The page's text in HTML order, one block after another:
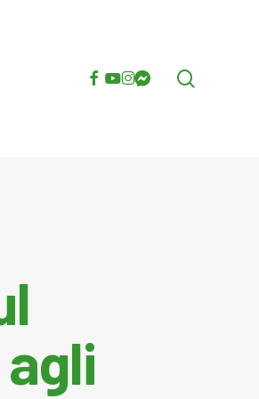
facebook
youtube
instagram
messenger